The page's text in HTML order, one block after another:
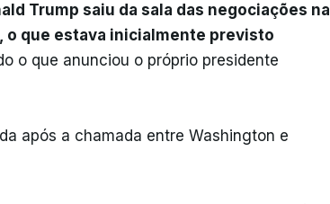
Trump saiu da sala das negociações na
o que estava inicialmente previsto
o que anunciou o próprio presidente
após a chamada entre Washington e